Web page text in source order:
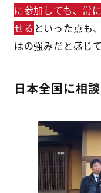
に参加しても、常
せる といった点も
はの強みだと感じて
日本全国に相